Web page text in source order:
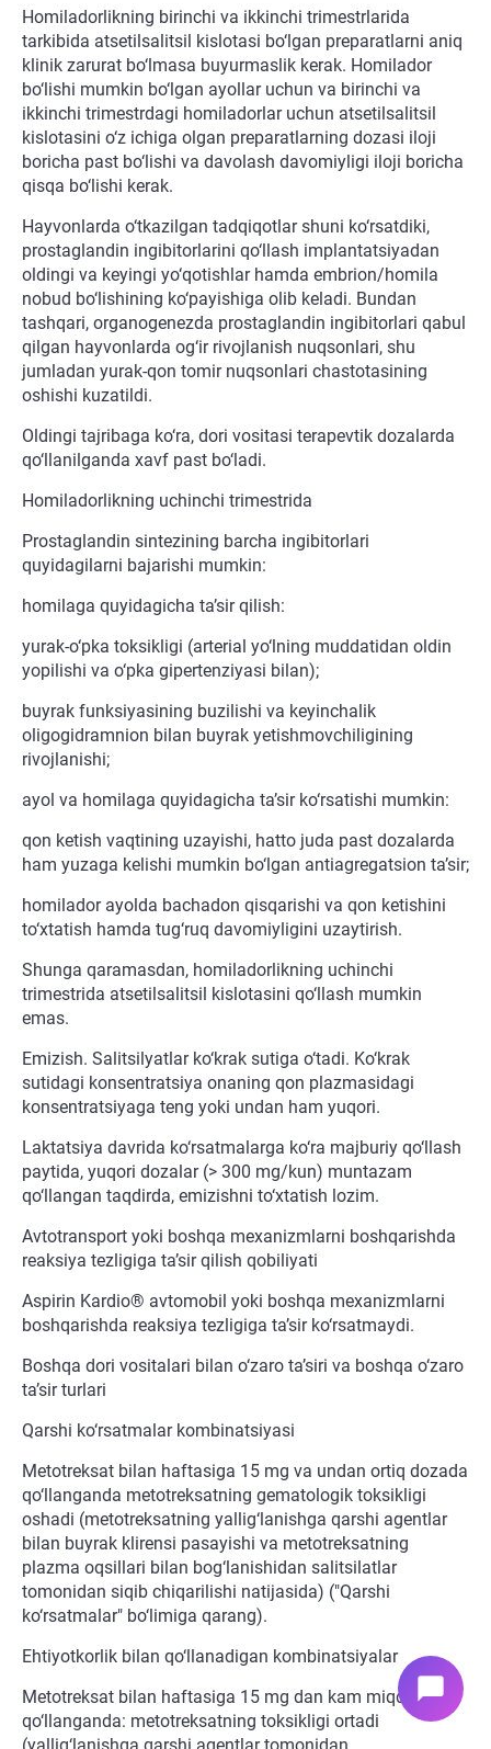
Homiladorlikning birinchi va ikkinchi trimestrlarida
tarkibida atsetilsalitsil kislotasi bo‘lgan preparatlarni aniq
klinik zarurat bo‘lmasa buyurmaslik kerak. Homilador
bo‘lishi mumkin bo‘lgan ayollar uchun va birinchi va
ikkinchi trimestrdagi homiladorlar uchun atsetilsalitsil
kislotasini o‘z ichiga olgan preparatlarning dozasi iloji
boricha past bo‘lishi va davolash davomiyligi iloji boricha
qisqa bo‘lishi kerak.
Hayvonlarda o‘tkazilgan tadqiqotlar shuni ko‘rsatdiki,
prostaglandin ingibitorlarini qo‘llash implantatsiyadan
oldingi va keyingi yo‘qotishlar hamda embrion/homila
nobud bo‘lishining ko‘payishiga olib keladi. Bundan
tashqari, organogenezda prostaglandin ingibitorlari qabul
qilgan hayvonlarda og‘ir rivojlanish nuqsonlari, shu
jumladan yurak-qon tomir nuqsonlari chastotasining
oshishi kuzatildi.
Oldingi tajribaga ko‘ra, dori vositasi terapevtik dozalarda
qo‘llanilganda xavf past bo‘ladi.
Homiladorlikning uchinchi trimestrida
Prostaglandin sintezining barcha ingibitorlari
quyidagilarni bajarishi mumkin:
homilaga quyidagicha ta’sir qilish:
yurak-o‘pka toksikligi (arterial yo‘lning muddatidan oldin
yopilishi va o‘pka gipertenziyasi bilan);
buyrak funksiyasining buzilishi va keyinchalik
oligogidramnion bilan buyrak yetishmovchiligining
rivojlanishi;
ayol va homilaga quyidagicha ta’sir ko‘rsatishi mumkin:
qon ketish vaqtining uzayishi, hatto juda past dozalarda
ham yuzaga kelishi mumkin bo‘lgan antiagregatsion ta’sir;
homilador ayolda bachadon qisqarishi va qon ketishini
to‘xtatish hamda tug‘ruq davomiyligini uzaytirish.
Shunga qaramasdan, homiladorlikning uchinchi
trimestrida atsetilsalitsil kislotasini qo‘llash mumkin
emas.
Emizish. Salitsilyatlar ko‘krak sutiga o‘tadi. Ko‘krak
sutidagi konsentratsiya onaning qon plazmasidagi
konsentratsiyaga teng yoki undan ham yuqori.
Laktatsiya davrida ko‘rsatmalarga ko‘ra majburiy qo‘llash
paytida, yuqori dozalar (> 300 mg/kun) muntazam
qo‘llangan taqdirda, emizishni to‘xtatish lozim.
Avtotransport yoki boshqa mexanizmlarni boshqarishda
reaksiya tezligiga ta’sir qilish qobiliyati
Aspirin Kardio® avtomobil yoki boshqa mexanizmlarni
boshqarishda reaksiya tezligiga ta’sir ko‘rsatmaydi.
Boshqa dori vositalari bilan o‘zaro ta’siri va boshqa o‘zaro
ta’sir turlari
Qarshi ko‘rsatmalar kombinatsiyasi
Metotreksat bilan haftasiga 15 mg va undan ortiq dozada
qo‘llanganda metotreksatning gematologik toksikligi
oshadi (metotreksatning yallig‘lanishga qarshi agentlar
bilan buyrak klirensi pasayishi va metotreksatning
plazma oqsillari bilan bog‘lanishidan salitsilatlar
tomonidan siqib chiqarilishi natijasida) ("Qarshi
ko‘rsatmalar" bo‘limiga qarang).
Ehtiyotkorlik bilan qo‘llanadigan kombinatsiyalar
Metotreksat bilan haftasiga 15 mg dan kam miqdorda
qo‘llanganda: metotreksatning toksikligi ortadi
chat_bubble